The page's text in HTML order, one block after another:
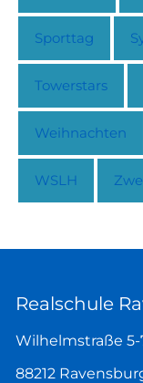
Sporttag
Towerstars
Weihnachten
WSLH
Realschule
Wilhelmstraße 5-
88212